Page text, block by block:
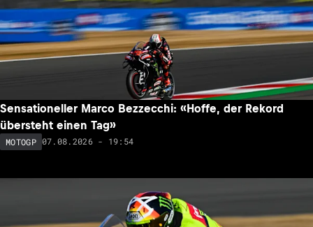
Sensationeller Marco Bezzecchi: «Hoffe, der Rekord
übersteht einen Tag»
MOTOGP 07.08.2026 - 19:54